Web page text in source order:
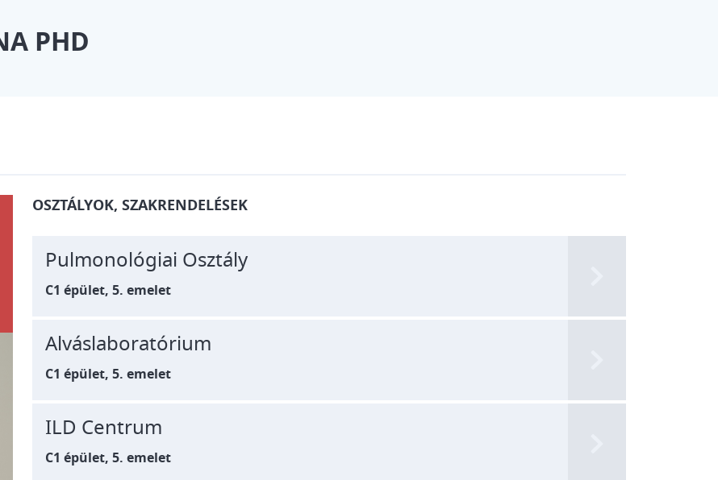
PHD
OSZTÁLYOK, SZAKRENDELÉSEK
Pulmonológiai Osztály
C1 épület, 5. emelet
Alváslaboratórium
C1 épület, 5. emelet
ILD Centrum
C1 épület, 5. emelet